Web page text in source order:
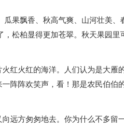
瓜果飘香、秋高气爽、山河壮美、
，松柏显得更加苍翠。秋天果园
红火红的海洋。人们认为是大雁
阵阵欢笑声，看！那是农民伯伯
远方匆匆地去。你为什么不多留